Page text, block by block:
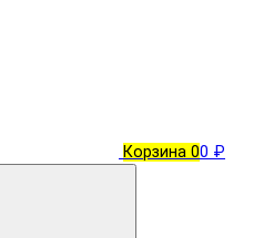
Корзина 00 ₽